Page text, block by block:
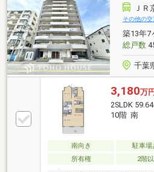
する「駆けつけ」サービス
間365日コールセンター対応
置を無料にて行います。※対
から1年後の月末まで※対象
件あり
ＪＲ
その他の交
築13年7
総戸数
千葉
3,180万円
2SLDK
10階 南
南向き 駐車場
所有権
2階